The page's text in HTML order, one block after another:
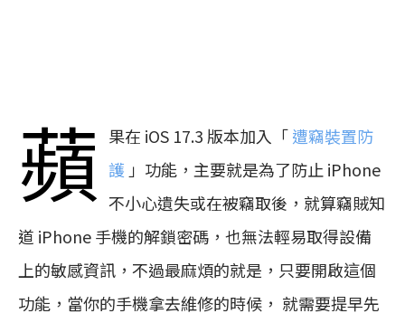
蘋 果在 iOS 17.3 版本加入「遭竊裝置防
護 」功能，主要就是為了防止 iPhone
不小心遺失或在被竊取後，就算竊賊知
道 iPhone 手機的解鎖密碼，也無法輕易取得設備
上的敏感資訊，不過最麻煩的就是，只要開啟這個
功能，當你的手機拿去維修的時候， 就需要提早先